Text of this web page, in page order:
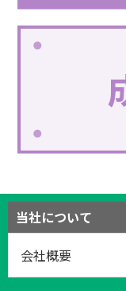
当社について
会社概要